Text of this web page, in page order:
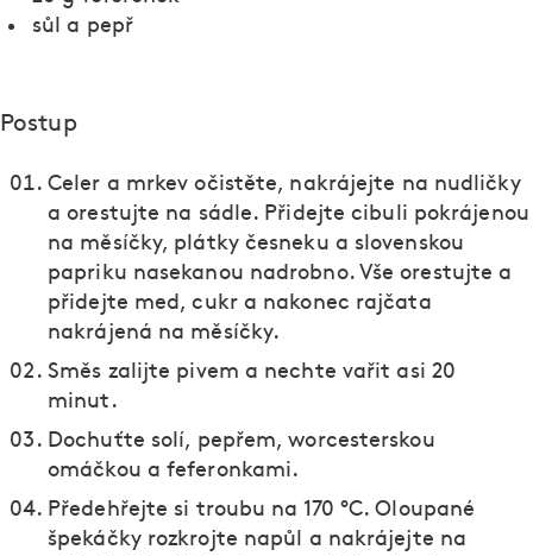
sůl a pepř
Postup
Celer a mrkev očistěte, nakrájejte na nudličky
a orestujte na sádle. Přidejte cibuli pokrájenou
na měsíčky, plátky česneku a slovenskou
papriku nasekanou nadrobno. Vše orestujte a
přidejte med, cukr a nakonec rajčata
nakrájená na měsíčky.
Směs zalijte pivem a nechte vařit asi 20
minut.
Dochuťte solí, pepřem, worcesterskou
omáčkou a feferonkami.
Předehřejte si troubu na 170 °C. Oloupané
špekáčky rozkrojte napůl a nakrájejte na